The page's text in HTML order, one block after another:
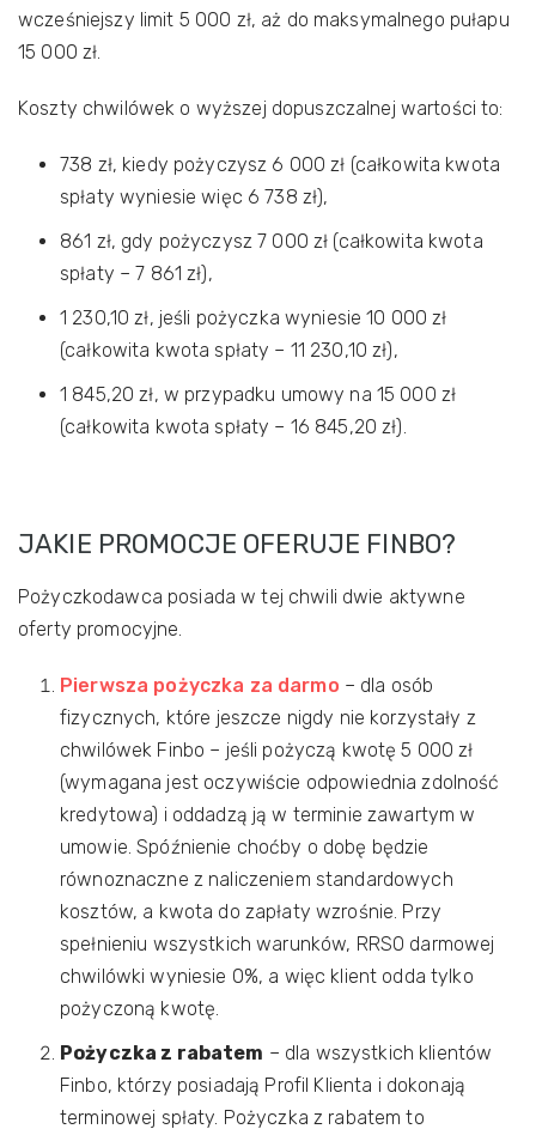
wcześniejszy limit 5 000 zł, aż do maksymalnego pułapu
15 000 zł.
Koszty chwilówek o wyższej dopuszczalnej wartości to:
738 zł, kiedy pożyczysz 6 000 zł (całkowita kwota
spłaty wyniesie więc 6 738 zł),
861 zł, gdy pożyczysz 7 000 zł (całkowita kwota
spłaty – 7 861 zł),
1 230,10 zł, jeśli pożyczka wyniesie 10 000 zł
(całkowita kwota spłaty – 11 230,10 zł),
1 845,20 zł, w przypadku umowy na 15 000 zł
(całkowita kwota spłaty – 16 845,20 zł).
JAKIE PROMOCJE OFERUJE FINBO?
Pożyczkodawca posiada w tej chwili dwie aktywne
oferty promocyjne.
Pierwsza pożyczka za darmo – dla osób
fizycznych, które jeszcze nigdy nie korzystały z
chwilówek Finbo – jeśli pożyczą kwotę 5 000 zł
(wymagana jest oczywiście odpowiednia zdolność
kredytowa) i oddadzą ją w terminie zawartym w
umowie. Spóźnienie choćby o dobę będzie
równoznaczne z naliczeniem standardowych
kosztów, a kwota do zapłaty wzrośnie. Przy
spełnieniu wszystkich warunków, RRSO darmowej
chwilówki wyniesie 0%, a więc klient odda tylko
pożyczoną kwotę.
Pożyczka z rabatem – dla wszystkich klientów
Finbo, którzy posiadają Profil Klienta i dokonają
terminowej spłaty. Pożyczka z rabatem to